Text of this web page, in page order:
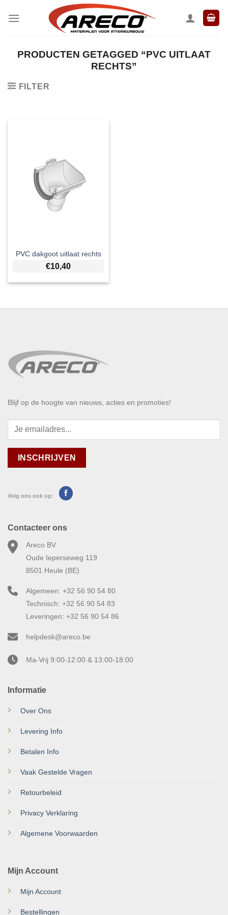
naar
PRODUCTEN GETAGGED “PVC UITLAAT
RECHTS”
FILTER
PVC dakgoot uitlaat rechts
€10,40
Blijf op de hoogte van nieuws, acties en promoties!
Volg ons ook op:
Informatie
Over Ons
Levering Info
Betalen Info
Vaak Gestelde Vragen
Retourbeleid
Privacy Verklaring
Algemene Voorwaarden
Mijn Account
Mijn Account
Bestellingen
Contacteer ons
Areco BV
Oude Ieperseweg 119
8501 Heule (BE)
Algemeen: +32 56 90 54 80
Technisch: +32 56 90 54 83
Leveringen: +32 56 90 54 86
helpdesk@areco.be
Ma-Vrij 9:00-12:00 & 13:00-18:00